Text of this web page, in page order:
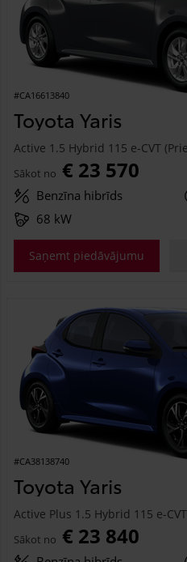
#CA16613840
Toyota Yaris
Active 1.5 Hybrid 115 e-CVT
Sākot no € 23 570
Benzīna hibrīds
68 kW
Saņemt piedāvājumu
#CA38138740
Toyota Yaris
Active Plus 1.5 Hybrid 115 e-
Sākot no € 23 840